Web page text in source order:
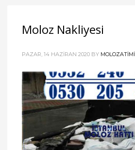
Moloz Nakliyesi
PAZAR, 14 HAZIRAN 2020 BY MOLOZATIMI